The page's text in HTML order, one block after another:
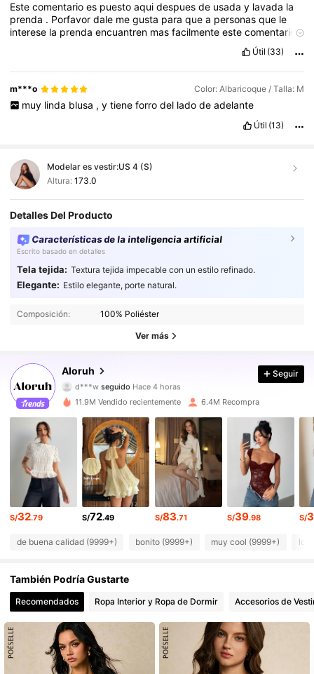
Estecomentarioes puestoaquidespuesde usaday lavada la
prenda . Porfavordale megusta paraquea personasque le
interese la prendaencuantren masfacilmenteestecomentario.
recomiendo
tela siesde
la
queselehacenpelusitasallavar,esdelicada.Esunablusa
calientita, perono
acordealoquepublica detalledelaapertura enla
manoledaunplus .Amimeencantolablusa,latela
Útil (33)
m***o Color: Albaricoque / Talla: M
muy linda blusa , y tiene forro del lado de adelante
Útil (13)
Modelar es vestir:US 4 (S)
Altura: 173.0
Detalles Del Producto
Características de la inteligencia artificial
Escrito basado en detalles
Tela tejida: Textura tejida impecable con un estilo refinado.
Elegante: Estilo elegante, porte natural.
Composición: 100% Poliéster
Ver más
Aloruh
4.87 2.6M Seguidores
d***w seguido
4.87
2.6M Seguidores
4.87 2.6M Seguidores
4.87 2.6M Seguidores
4.87 2.6M Seguidores
4.87 2.6M Seguidores
4.87 2.6M Seguidores
Seguir
11.9M Vendido recientemente 6.4M Recompra
S/32.79 S/72.49 S/83.71 S/39.98 S/
de buena calidad (9999+) bonito (9999+) muy cool (9999+) lo
También Podría Gustarte
Recomendados Ropa Interior y Ropa de Dormir Accesorios de